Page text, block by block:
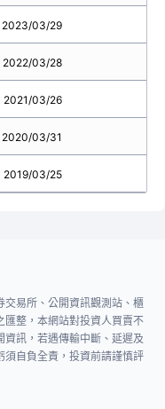
2023/03/29
2022/03/28
2021/03/26
2020/03/31
2019/03/25
交易所、公開資訊觀測站、櫃
匯整，本網站對投資人買賣不
訊，若遇傳輸中斷、延遲及
須自負全責，投資前請謹慎評